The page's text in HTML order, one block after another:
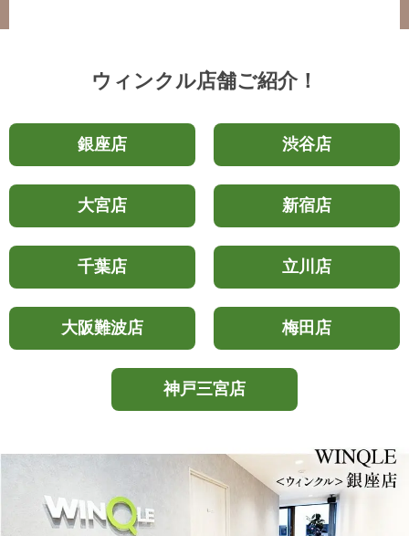
ウィンクル店舗ご紹介！
銀座店 渋谷店
大宮店 新宿店
千葉店 立川店
大阪難波店 梅田店
神戸三宮店